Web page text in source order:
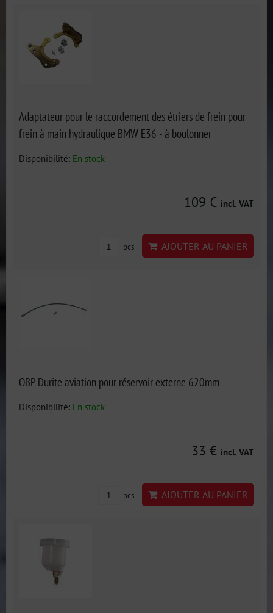
Adaptateur pour le raccordement des étriers de frein pour
frein à main hydraulique BMW E36 - à boulonner
Disponibilité: En stock
109 € incl. VAT
pcs AJOUTER AU PANIER
OBP Durite aviation pour réservoir externe 620mm
Disponibilité: En stock
33 € incl. VAT
pcs AJOUTER AU PANIER